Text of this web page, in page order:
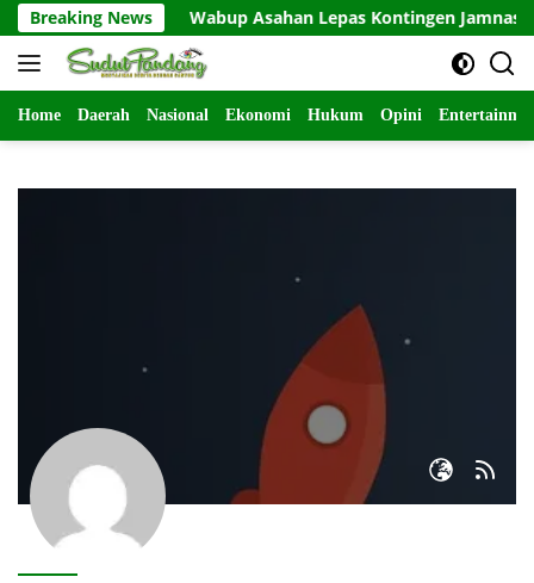
Langsung
ke
konten
Breaking News Wabup Asahan Lepas Kontingen Jamnas XII
Home Daerah Nasional Ekonomi Hukum Opini